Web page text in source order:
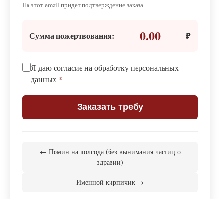
На этот email придет подтверждение заказа
Сумма пожертвования: 0.00 ₽
Я даю согласие на обработку персональных
данных *
Заказать требу
← Помин на полгода (без вынимания частиц о
здравии)
Именной кирпичик →